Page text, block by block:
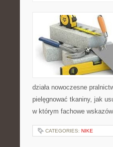
działa nowoczesne
pielęgnować tkaniny, jak
w którym fachowe
CATEGORIES: NIKE